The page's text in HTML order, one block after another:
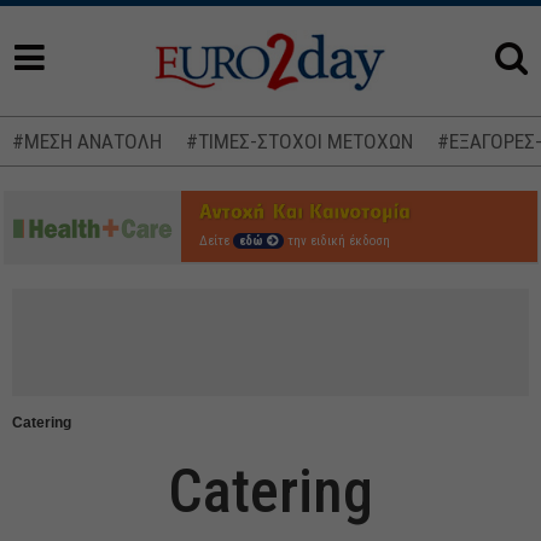
#ΜΕΣΗ ΑΝΑΤΟΛΗ #ΤΙΜΕΣ-ΣΤΟΧΟΙ ΜΕΤΟΧΩΝ
Δείτε εδώ την ειδική έκδοση
Catering
Catering